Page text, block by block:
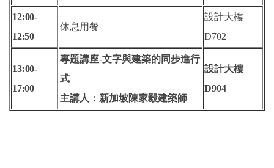
12:00-
12:50
休息用餐
設計大樓
D702
13:00-
17:00
專題講座-文字與建築的同步進行
式
主講人：新加坡陳家毅建築師
設計大樓
D904